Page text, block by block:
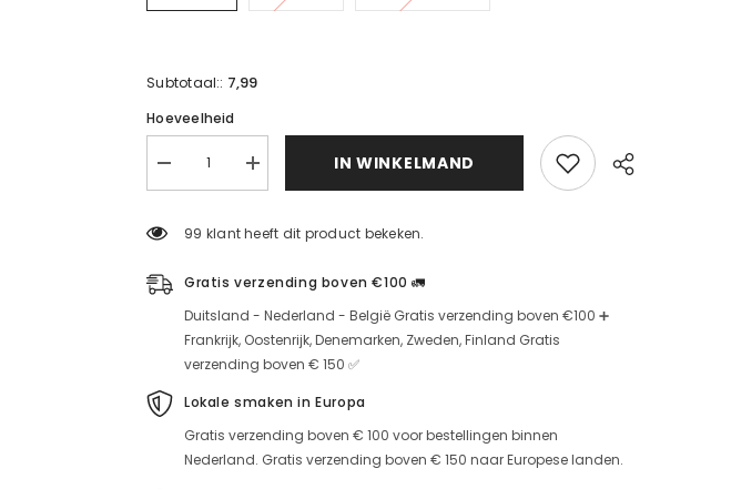
Subtotaal:: 7,99
Hoeveelheid
MEDJOUL
Hurma
için
azaltın
MEDJOUL
Hurma
için
IN WINKELMAND
99 klant heeft dit product bekeken.
Gratis verzending boven €100 🚛
Duitsland - Nederland - België Gratis verzending boven €100 ➕
Frankrijk, Oostenrijk, Denemarken, Zweden, Finland Gratis
verzending boven € 150 ✅
Lokale smaken in Europa
Gratis verzending boven € 100 voor bestellingen binnen
Nederland. Gratis verzending boven € 150 naar Europese landen.